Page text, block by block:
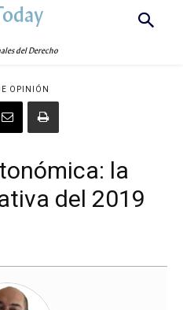
del Derecho
OPINIÓN
la
del 2019